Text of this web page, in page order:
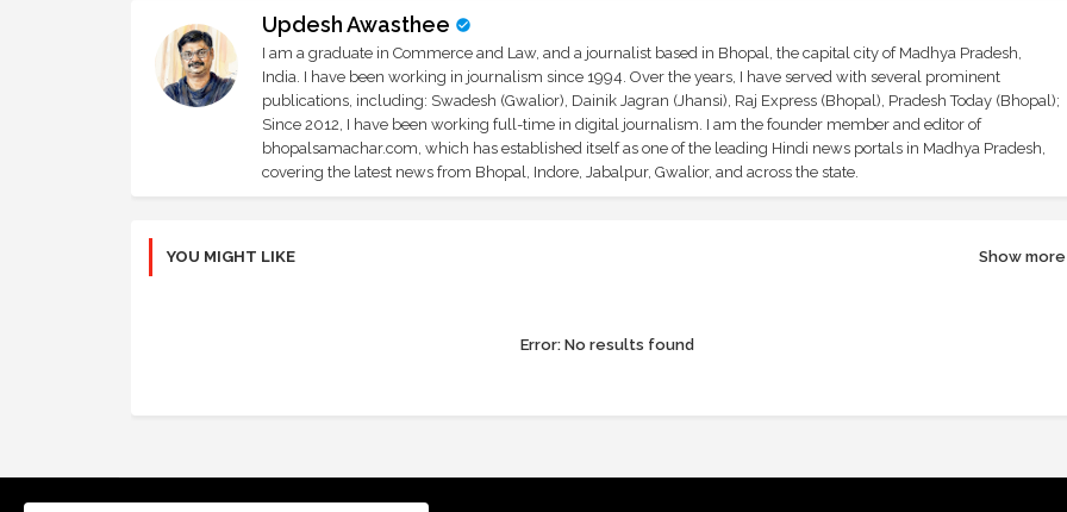
Updesh Awasthee
I am a graduate in Commerce and Law, and a journalist based in Bhopal, the capital city of Madhya Pradesh,
India. I have been working in journalism since 1994. Over the years, I have served with several prominent
publications, including: Swadesh (Gwalior), Dainik Jagran (Jhansi), Raj Express (Bhopal), Pradesh Today (Bhopal);
Since 2012, I have been working full-time in digital journalism. I am the founder member and editor of
bhopalsamachar.com, which has established itself as one of the leading Hindi news portals in Madhya Pradesh,
covering the latest news from Bhopal, Indore, Jabalpur, Gwalior, and across the state.
YOU MIGHT LIKE Show more
Error:No results found